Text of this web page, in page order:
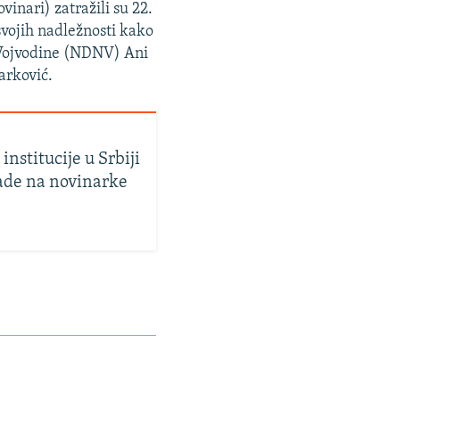
zatražili su 22.
nadležnosti kako
(NDNV) Ani
institucije u Srbiji
na novinarke